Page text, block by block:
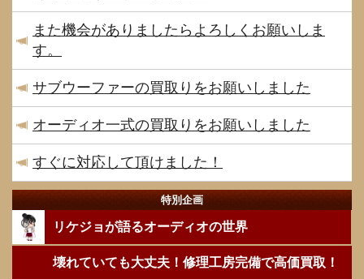
また機会がありましたらよろしくお願いしま
す。
サブウーファーの買取りをお願いしました
オーディオ一式の買取りをお願いしました
すぐに対応して頂けました！
特別企画
リケジョが語るオーディオの世界
壊れていても大丈夫！修理工房完備で高価買取！